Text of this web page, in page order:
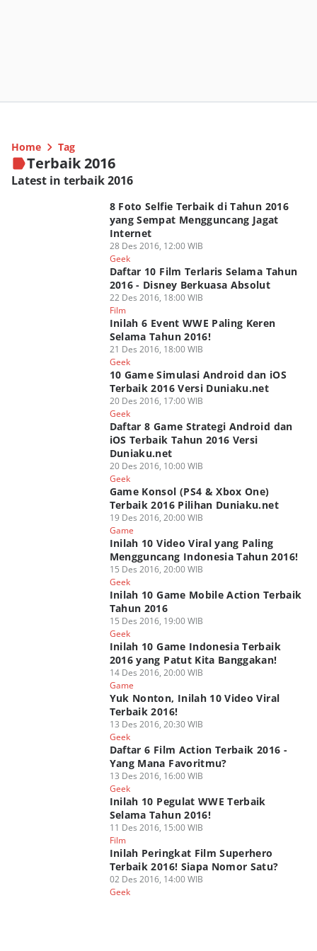
Home Tag
Terbaik 2016
Latest in terbaik 2016
8 Foto Selfie Terbaik di Tahun 2016
yang Sempat Mengguncang Jagat
Internet
28 Des 2016, 12:00 WIB
Geek
Daftar 10 Film Terlaris Selama Tahun
2016 - Disney Berkuasa Absolut
22 Des 2016, 18:00 WIB
Film
Inilah 6 Event WWE Paling Keren
Selama Tahun 2016!
21 Des 2016, 18:00 WIB
Geek
10 Game Simulasi Android dan iOS
Terbaik 2016 Versi Duniaku.net
20 Des 2016, 17:00 WIB
Geek
Daftar 8 Game Strategi Android dan
iOS Terbaik Tahun 2016 Versi
Duniaku.net
20 Des 2016, 10:00 WIB
Geek
Game Konsol (PS4 & Xbox One)
Terbaik 2016 Pilihan Duniaku.net
19 Des 2016, 20:00 WIB
Game
Inilah 10 Video Viral yang Paling
Mengguncang Indonesia Tahun 2016!
15 Des 2016, 20:00 WIB
Geek
Inilah 10 Game Mobile Action Terbaik
Tahun 2016
15 Des 2016, 19:00 WIB
Geek
Inilah 10 Game Indonesia Terbaik
2016 yang Patut Kita Banggakan!
14 Des 2016, 20:00 WIB
Game
Yuk Nonton, Inilah 10 Video Viral
Terbaik 2016!
13 Des 2016, 20:30 WIB
Geek
Daftar 6 Film Action Terbaik 2016 -
Yang Mana Favoritmu?
13 Des 2016, 16:00 WIB
Geek
Inilah 10 Pegulat WWE Terbaik
Selama Tahun 2016!
11 Des 2016, 15:00 WIB
Film
Inilah Peringkat Film Superhero
Terbaik 2016! Siapa Nomor Satu?
02 Des 2016, 14:00 WIB
Geek